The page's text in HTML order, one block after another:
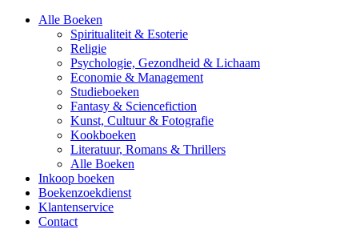
Alle Boeken
Spiritualiteit & Esoterie
Religie
Psychologie, Gezondheid & Lichaam
Economie & Management
Studieboeken
Fantasy & Sciencefiction
Kunst, Cultuur & Fotografie
Kookboeken
Literatuur, Romans & Thrillers
Alle Boeken
Inkoop boeken
Boekenzoekdienst
Klantenservice
Contact